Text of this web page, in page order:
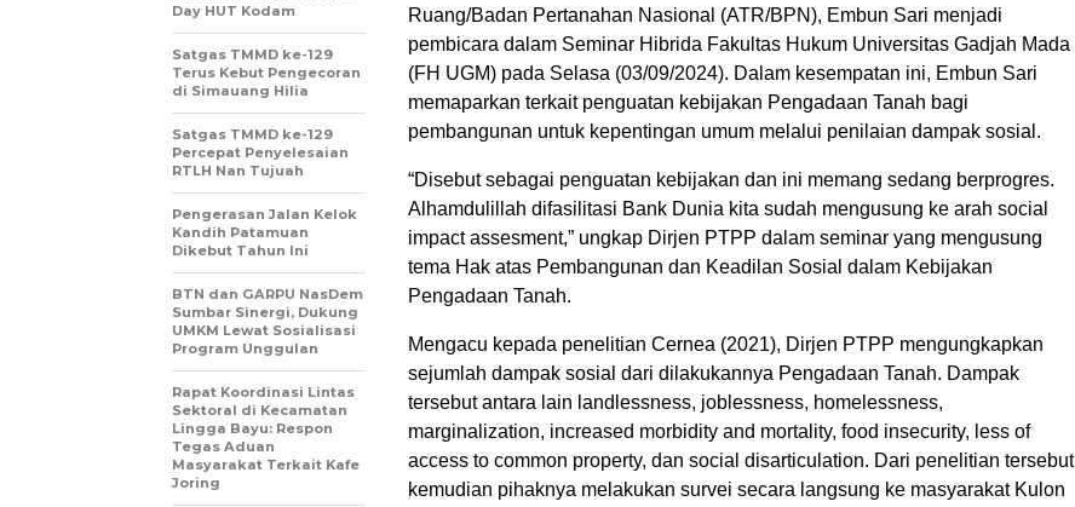
Ruang/Badan Pertanahan Nasional (ATR/BPN), Embun Sari menjadi
pembicara dalam Seminar Hibrida Fakultas Hukum Universitas Gadjah Mada
(FH UGM) pada Selasa (03/09/2024). Dalam kesempatan ini, Embun Sari
memaparkan terkait penguatan kebijakan Pengadaan Tanah bagi
pembangunan untuk kepentingan umum melalui penilaian dampak sosial.
“Disebut sebagai penguatan kebijakan dan ini memang sedang berprogres.
Alhamdulillah difasilitasi Bank Dunia kita sudah mengusung ke arah social
impact assesment,” ungkap Dirjen PTPP dalam seminar yang mengusung
tema Hak atas Pembangunan dan Keadilan Sosial dalam Kebijakan
Pengadaan Tanah.
Mengacu kepada penelitian Cernea (2021), Dirjen PTPP mengungkapkan
sejumlah dampak sosial dari dilakukannya Pengadaan Tanah. Dampak
tersebut antara lain landlessness, joblessness, homelessness,
marginalization, increased morbidity and mortality, food insecurity, less of
access to common property, dan social disarticulation. Dari penelitian tersebut
kemudian pihaknya melakukan survei secara langsung ke masyarakat Kulon
Day HUT Kodam
Satgas TMMD ke-129
Terus Kebut Pengecoran
di Simauang Hilia
Satgas TMMD ke-129
Percepat Penyelesaian
RTLH Nan Tujuah
Pengerasan Jalan Kelok
Kandih Patamuan
Dikebut Tahun Ini
BTN dan GARPU NasDem
Sumbar Sinergi, Dukung
UMKM Lewat Sosialisasi
Program Unggulan
Rapat Koordinasi Lintas
Sektoral di Kecamatan
Lingga Bayu: Respon
Tegas Aduan
Masyarakat Terkait Kafe
Joring